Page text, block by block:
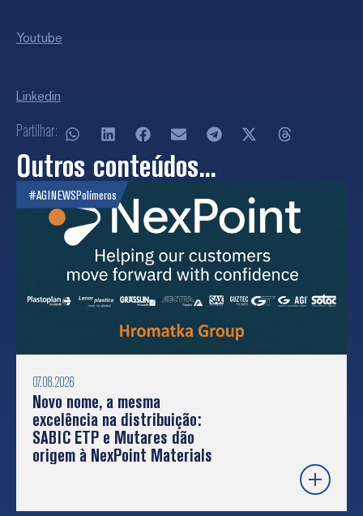
Youtube
Linkedin
Partilhar:
Outros conteúdos...
#AGINEWSPolímeros
07.08.2026
Novo nome, a mesma
excelência na distribuição:
SABIC ETP e Mutares dão
origem à NexPoint Materials